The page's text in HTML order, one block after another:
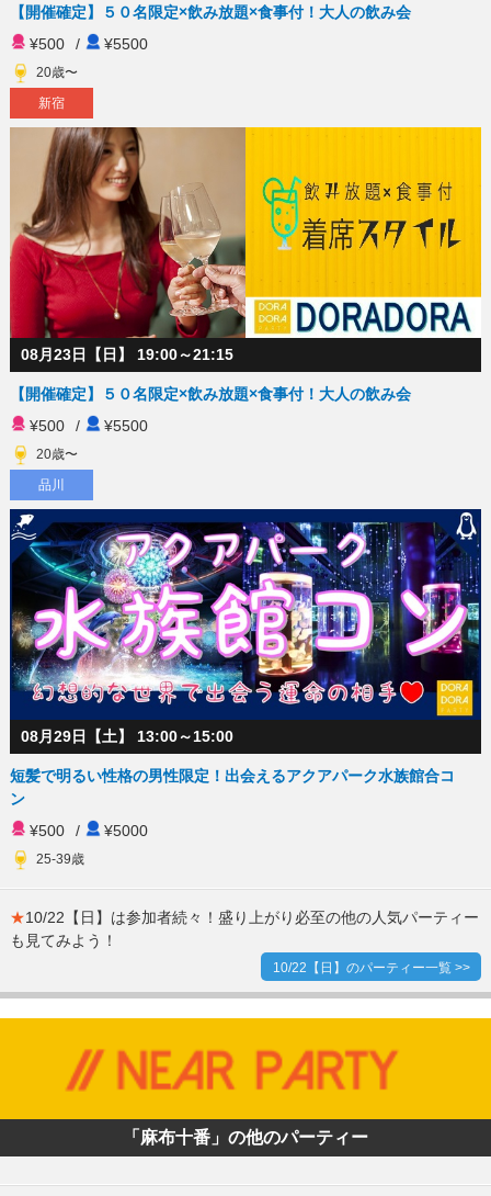
【開催確定】５０名限定×飲み放題×食事付！大人の飲み会
¥500
/ ¥5500
20歳〜
新宿
08月23日【日】 19:00～21:15
【開催確定】５０名限定×飲み放題×食事付！大人の飲み会
¥500
/ ¥5500
20歳〜
品川
08月29日【土】 13:00～15:00
短髪で明るい性格の男性限定！出会えるアクアパーク水族館合コ
ン
¥500
/ ¥5000
25-39歳
★10/22【日】は参加者続々！盛り上がり必至の他の人気パーティー
も見てみよう！
10/22【日】のパーティー一覧 >>
「麻布十番」の他のパーティー